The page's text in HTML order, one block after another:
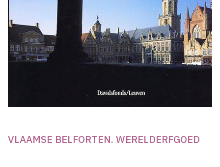
VLAAMSE BELFORTEN. WERELDERFGOED